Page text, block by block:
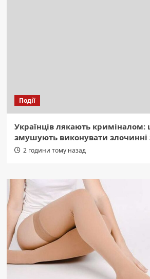
Події
Українців лякають криміналом:
змушують виконувати злочинні
2 години тому назад